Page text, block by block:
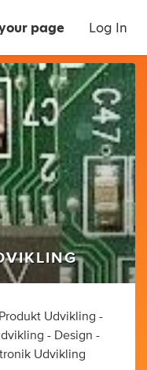
page Log In
Udvikling -
- Design -
Udvikling